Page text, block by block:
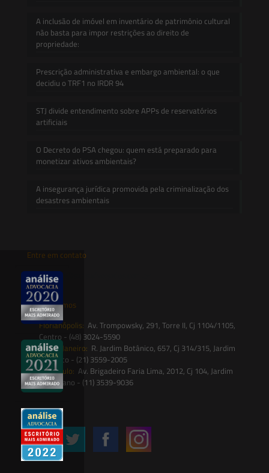
A inclusão de imóvel em inventário de patrimônio cultural
não basta para impor restrições ao direito de
propriedade:
Prescrição administrativa e embargo ambiental: o que
decidiu o TRF1 no IRDR 94
STJ divide entendimento sobre APPs de reservatórios
artificiais
O Decreto do PSA chegou: quem está preparado para
monetizar ativos ambientais?
A insegurança jurídica promovida pela criminalização dos
desastres ambientais
Entre em contato
contato@saesadvogados.com.br
Onde estamos
Florianópolis: Av. Trompowsky, 291, Torre II, Cj 1104/1105,
Centro - (48) 3024-5590
Rio de Janeiro: R. Jardim Botânico, 657, Cj 314/315, Jardim
Botânico - (21) 3559-2005
São Paulo: Av. Brigadeiro Faria Lima, 2012, Cj 104, Jardim
Paulistano - (11) 3539-9036
Siga-nos